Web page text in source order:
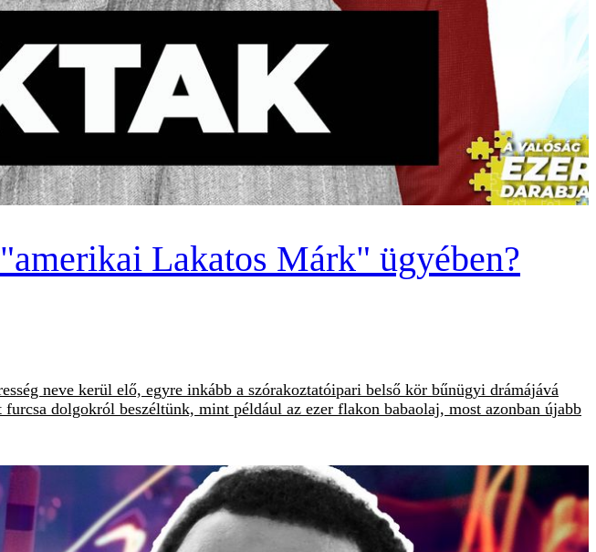
Lakatos Márk" ügyében?
neve kerül elő, egyre inkább a szórakoztatóipari belső kör bűnügyi drámájává
dolgokról beszéltünk, mint például az ezer flakon babaolaj, most azonban újabb